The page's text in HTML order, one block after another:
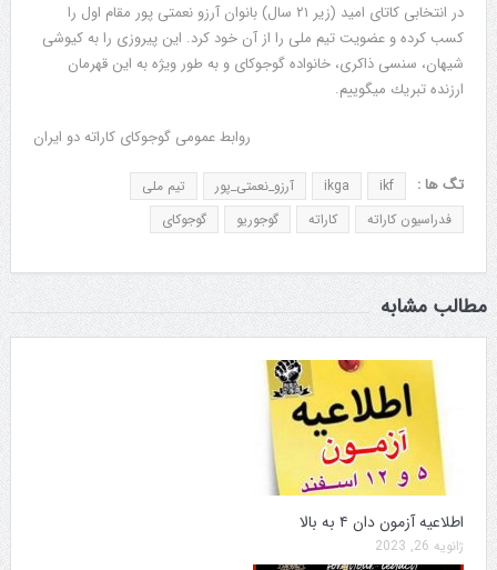
در انتخابى كاتاى اميد (زير ٢١ سال) بانوان آرزو نعمتى پور مقام اول را
كسب كرده و عضويت تيم ملى را از آن خود كرد. اين پيروزى را به كيوشی
شيهان، سنسى ذاكرى، خانواده گوجوكاى و به طور ويژه به اين قهرمان
ارزنده تبريك ميگوييم.
روابط عمومى گوجوكاى كاراته دو ايران
تگ ها : ikf
ikga آرزو_نعمتی_پور
تیم ملی
فدراسیون کاراته
کاراته گوجوریو گوجوکای
مطالب مشابه
اطلاعیه آزمون دان ۴ به بالا
ژانویه 26, 2023